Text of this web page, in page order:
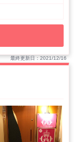
最終更新日：2021/12/16